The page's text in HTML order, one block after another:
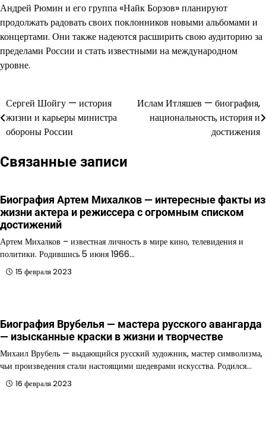
Андрей Рюмин и его группа «Найк Борзов» планируют
продолжать радовать своих поклонников новыми альбомами и
концертами. Они также надеются расширить свою аудиторию за
пределами России и стать известными на международном
уровне.
Навигация
по
Сергей Шойгу — история
жизни и карьеры министра
обороны России
Ислам Итляшев — биография,
национальность, история и
достижения
Связанные записи
Биография Артем Михалков — интересные факты из
жизни актера и режиссера с огромным списком
достижений
Артем Михалков – известная личность в мире кино, телевидения и
политики. Родившись 5 июня 1966…
15 февраля 2023
Биография Врубелья — мастера русского авангарда
— изысканные краски в жизни и творчестве
Михаил Врубель — выдающийся русский художник, мастер символизма,
чьи произведения стали настоящими шедеврами искусства. Родился…
16 февраля 2023